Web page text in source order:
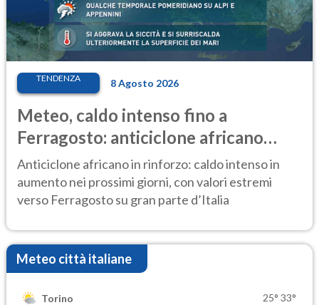
TENDENZA 8 Agosto 2026
Meteo, caldo intenso fino a
Ferragosto: anticiclone africano
ancora protagonista
Anticiclone africano in rinforzo: caldo intenso in
aumento nei prossimi giorni, con valori estremi
verso Ferragosto su gran parte d’Italia
Meteo città italiane
Torino 25° 33°